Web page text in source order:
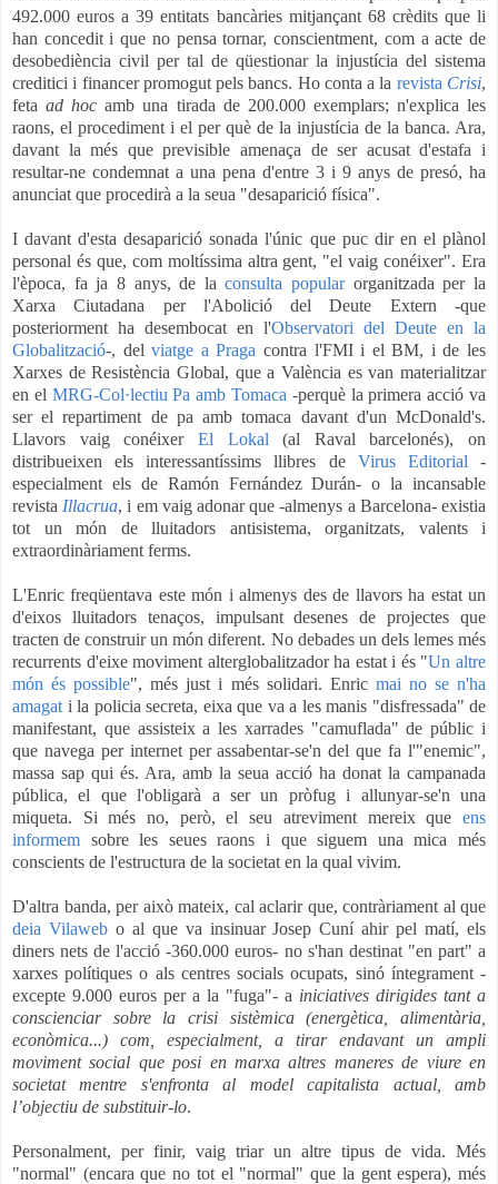
492.000 euros a 39 entitats bancàries mitjançant 68 crèdits que li
han concedit i que no pensa tornar, conscientment, com a acte de
desobediència civil per tal de qüestionar la injustícia del sistema
creditici i financer promogut pels bancs. Ho conta a la revista Crisi,
fetaad hoc amb una tirada de 200.000 exemplars; n'explica les
raons, el procediment i el per què de la injustícia de la banca. Ara,
davant la més que previsible amenaça de ser acusat d'estafa i
resultar-ne condemnat a una pena d'entre 3 i 9 anys de presó, ha
anunciat que procedirà a la seua "desaparició física".
I davant d'esta desaparició sonada l'únic que puc dir en el plànol
personal és que, com moltíssima altra gent, "el vaig conéixer". Era
l'època, fa ja 8 anys, de laconsulta popularorganitzada per la
Xarxa Ciutadana per l'Abolició del Deute Extern -que
posteriorment ha desembocat en l'Observatori del Deute en la
Globalització-, delviatge a Praga contra l'FMI i el BM, i de les
Xarxes de Resistència Global, que a València es van materialitzar
en el MRG-Col·lectiu Pa amb Tomaca -perquè la primera acció va
ser el repartiment de pa amb tomaca davant d'un McDonald's.
Llavors vaig conéixer El Lokal (al Raval barcelonés), on
distribueixen els interessantíssims llibres de Virus Editorial -
especialment els de Ramón Fernández Durán- o la incansable
revista Illacrua, i em vaig adonar que -almenys a Barcelona- existia
tot un món de lluitadors antisistema, organitzats, valents i
extraordinàriament ferms.
L'Enric freqüentava este món i almenys des de llavors ha estat un
d'eixos lluitadors tenaços, impulsant desenes de projectes que
tracten de construir un món diferent. No debades un dels lemes més
recurrents d'eixe moviment alterglobalitzador ha estat i és "Un altre
món és possible", més just i més solidari. Enric mai no se n'ha
amagat i la policia secreta, eixa que va a les manis "disfressada" de
manifestant, que assisteix a les xarrades "camuflada" de públic i
que navega per internet per assabentar-se'n del que fa l'"enemic",
massa sap qui és. Ara, amb la seua acció ha donat la campanada
pública, el que l'obligarà a ser un pròfug i allunyar-se'n una
miqueta. Si més no, però, el seu atreviment mereix que ens
informem sobre les seues raons i que siguem una mica més
conscients de l'estructura de la societat en la qual vivim.
D'altra banda, per això mateix, cal aclarir que, contràriament al que
deia Vilawebo al que va insinuar Josep Cuní ahir pel matí, els
diners nets de l'acció -360.000 euros- no s'han destinat "en part" a
xarxes polítiques o als centres socials ocupats, sinó íntegrament -
excepte 9.000 euros per a la "fuga"- a iniciatives dirigides tant a
conscienciar sobre la crisi sistèmica (energètica, alimentària,
econòmica...) com, especialment, a tirar endavant un ampli
moviment social que posi en marxa altres maneres de viure en
societat mentre s'enfronta al model capitalista actual, amb
l’objectiu de substituir-lo.
Personalment, per finir, vaig triar un altre tipus de vida. Més
"normal" (encara que no tot el "normal" que la gent espera), més